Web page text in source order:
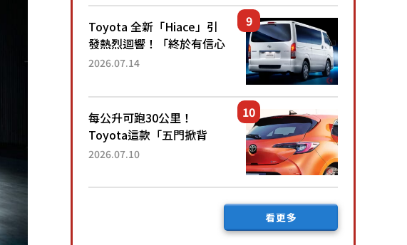
公里，兼具優異節能表現與
舒適「三...
Toyota 全新「Hiace」引
發熱烈迴響！「終於有信心
下訂了！」「哪個等級交車
後竟然還要等「超過半年」
才能交車？...
2026.07.14
每公升可跑30公里！
Toyota這款「五門掀背
車」真的很厲害！ 擁有全
尺寸」，配備全面升級！
2026.07.10
看更多